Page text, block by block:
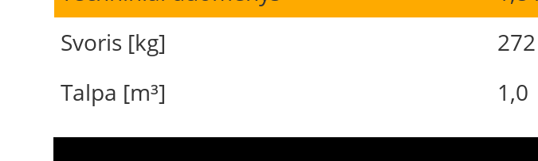
Svoris [kg]
272
Talpa [m³]
1,0